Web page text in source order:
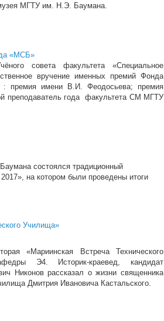
МГТУ им. Н.Э. Баумана.
«МСБ»
совета факультета «Специальное
вручение именных премий Фонда
премия имени В.И. Феодосьева; премия
преподаватель года факультета СМ МГТУ
состоялся традиционный
на котором были проведены итоги
Училища»
«Мариинская Встреча Технического
Э4. Историк-краевед, кандидат
Никонов рассказал о жизни священника
Дмитрия Ивановича Кастальского.